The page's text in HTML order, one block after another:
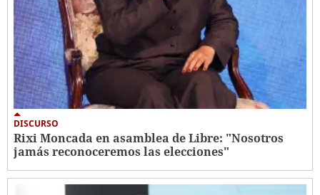
DISCURSO
Rixi Moncada en asamblea de Libre: "Nosotros
jamás reconoceremos las elecciones"